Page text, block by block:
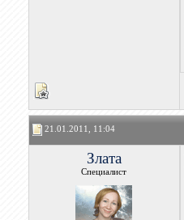
21.01.2011, 11:04
Злата
Специалист